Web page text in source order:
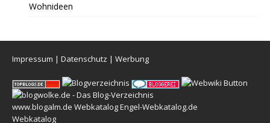
Wohnideen
Impressum | Datenschutz | Werbung
www.blogalm.de WebkatalogEngel-Webkatalog.de
Webkatalog